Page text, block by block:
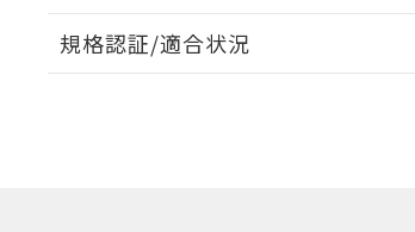
EU RoHS 注意事項・凡例
規格認証/適合状況